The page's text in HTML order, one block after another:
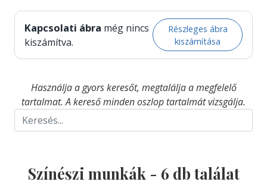
Kapcsolati ábra még nincs
kiszámítva.
Részleges ábra
kiszámítása
Használja a gyors keresőt, megtalálja a megfelelő
tartalmat. A kereső minden oszlop tartalmát vizsgálja.
Színészi munkák - 6 db találat